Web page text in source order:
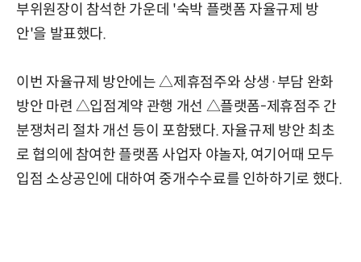
부위원장이 참석한 가운데 '숙박 플랫폼 자율규제 방
안'을 발표했다.
이번 자율규제 방안에는 △제휴점주와 상생·부담 완화
방안 마련 △입점계약 관행 개선 △플랫폼-제휴점주 간
분쟁처리 절차 개선 등이 포함됐다. 자율규제 방안 최초
로 협의에 참여한 플랫폼 사업자 야놀자, 여기어때 모두
입점 소상공인에 대하여 중개수수료를 인하하기로 했다.